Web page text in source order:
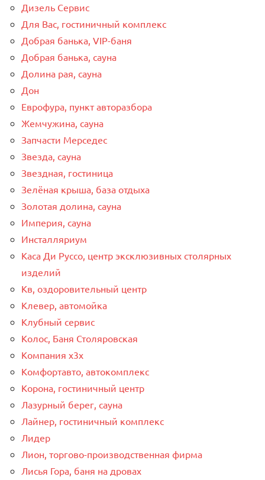
Дизель Сервис
Для Вас, гостиничный комплекс
Добрая банька, VIP-баня
Добрая банька, сауна
Долина рая, сауна
Дон
Еврофура, пункт авторазбора
Жемчужина, сауна
Запчасти Мерседес
Звезда, сауна
Звездная, гостиница
Зелёная крыша, база отдыха
Золотая долина, сауна
Империя, сауна
Инсталляриум
Каса Ди Руссо, центр эксклюзивных столярных
изделий
Кв, оздоровительный центр
Клевер, автомойка
Клубный сервис
Колос, Баня Столяровская
Компания x3x
Комфортавто, автокомплекс
Корона, гостиничный центр
Лазурный берег, сауна
Лайнер, гостиничный комплекс
Лидер
Лион, торгово-производственная фирма
Лисья Гора, баня на дровах